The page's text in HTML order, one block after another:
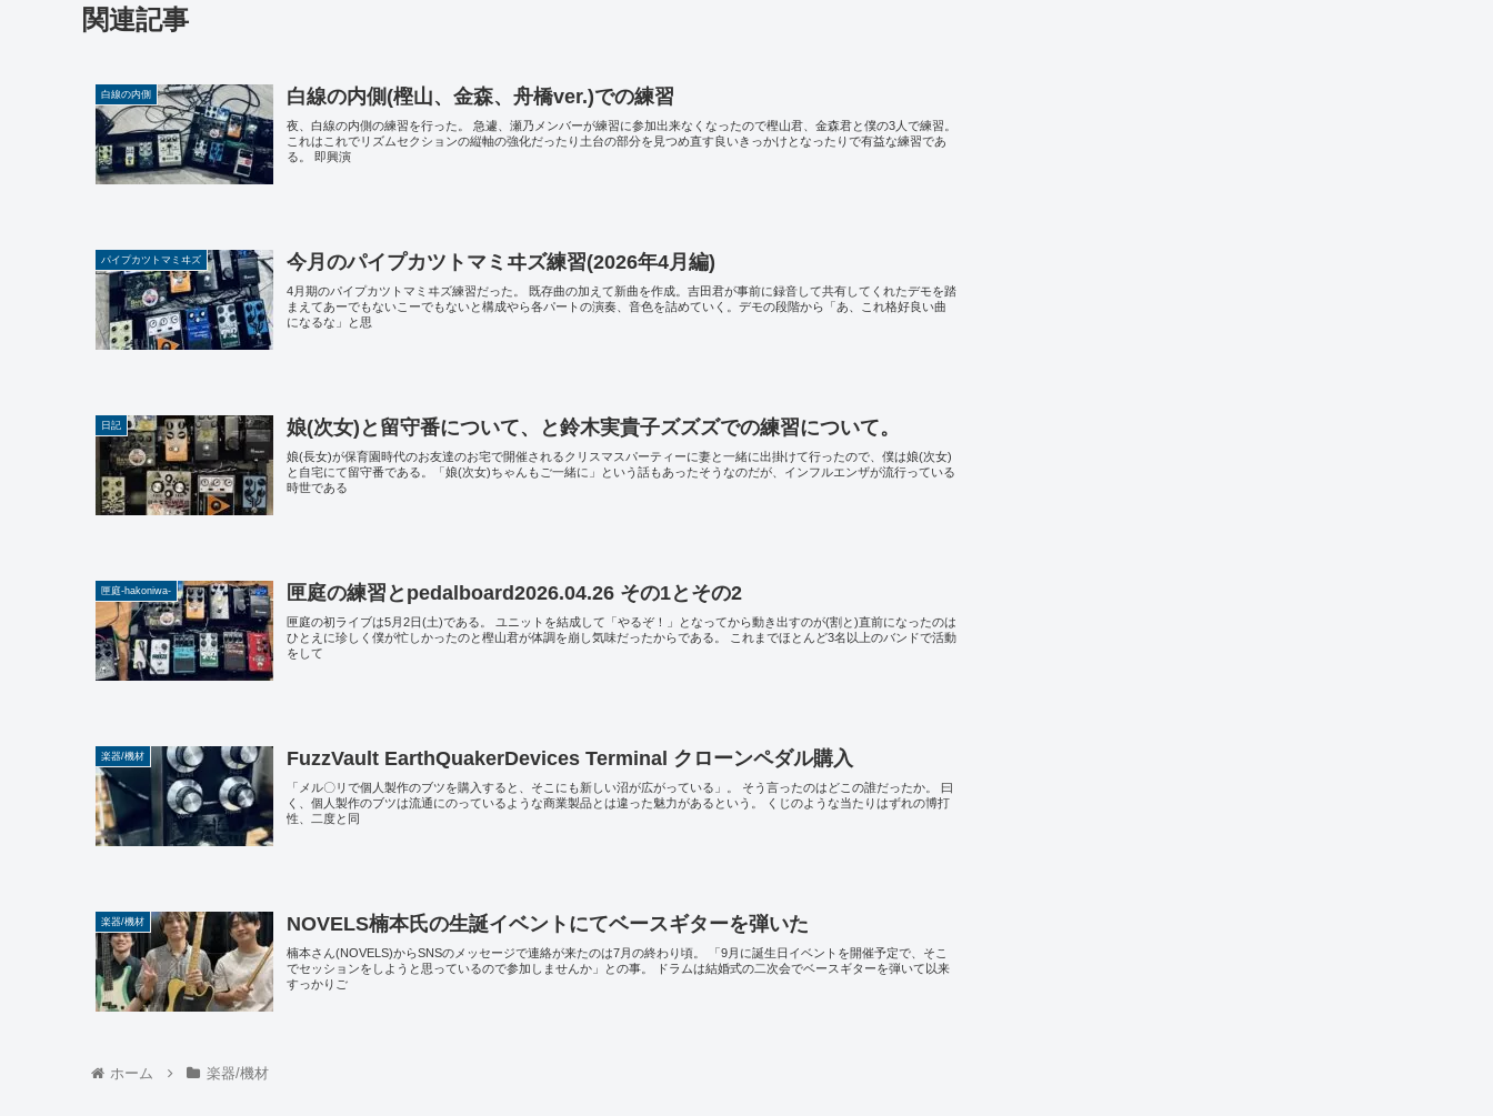
関連記事
白線の内側 白線の内側(樫山、金森、舟橋ver.)での練習
夜、白線の内側の練習を行った。 急遽、瀬乃メンバーが練習に参加出来なくなったので樫山君、金森君と僕の3人で練習。
これはこれでリズムセクションの縦軸の強化だったり土台の部分を見つめ直す良いきっかけとなったりで有益な練習であ
る。 即興演
パイプカツトマミヰズ 今月のパイプカツトマミヰズ練習(2026年4月編)
4月期のパイプカツトマミヰズ練習だった。 既存曲の加えて新曲を作成。吉田君が事前に録音して共有してくれたデモを踏
まえてあーでもないこーでもないと構成やら各パートの演奏、音色を詰めていく。デモの段階から「あ、これ格好良い曲
になるな」と思
日記 娘(次女)と留守番について、と鈴木実貴子ズズズでの練習について。
娘(長女)が保育園時代のお友達のお宅で開催されるクリスマスパーティーに妻と一緒に出掛けて行ったので、僕は娘(次女)
と自宅にて留守番である。「娘(次女)ちゃんもご一緒に」という話もあったそうなのだが、インフルエンザが流行っている
時世である
匣庭-hakoniwa- 匣庭の練習とpedalboard2026.04.26 その1とその2
匣庭の初ライブは5月2日(土)である。 ユニットを結成して「やるぞ！」となってから動き出すのが(割と)直前になったのは
ひとえに珍しく僕が忙しかったのと樫山君が体調を崩し気味だったからである。 これまでほとんど3名以上のバンドで活動
をして
楽器/機材 FuzzVault EarthQuakerDevices Terminal クローンペダル購入
「メル〇リで個人製作のブツを購入すると、そこにも新しい沼が広がっている」。 そう言ったのはどこの誰だったか。 曰
く、個人製作のブツは流通にのっているような商業製品とは違った魅力があるという。 くじのような当たりはずれの博打
性、二度と同
楽器/機材 NOVELS楠本氏の生誕イベントにてベースギターを弾いた
楠本さん(NOVELS)からSNSのメッセージで連絡が来たのは7月の終わり頃。 「9月に誕生日イベントを開催予定で、そこ
でセッションをしようと思っているので参加しませんか」との事。 ドラムは結婚式の二次会でベースギターを弾いて以来
すっかりご
ホーム 楽器/機材